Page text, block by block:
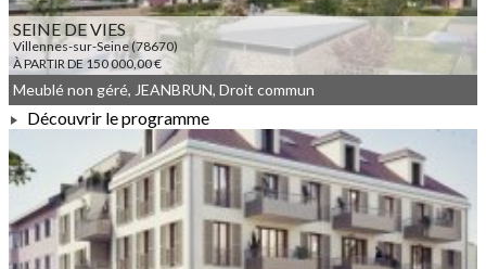
SEINE DE VIES
Villennes-sur-Seine (78670)
À PARTIR DE 150 000,00 €
À PARTIR DE 150 000,00 €
Meublé non géré, JEANBRUN, Droit commun
Découvrir le programme